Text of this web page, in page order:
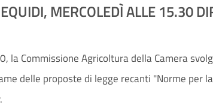
MERCOLEDÌ ALLE 15.30
la Commissione Agricoltura della Camera
delle proposte di legge recanti "Norme